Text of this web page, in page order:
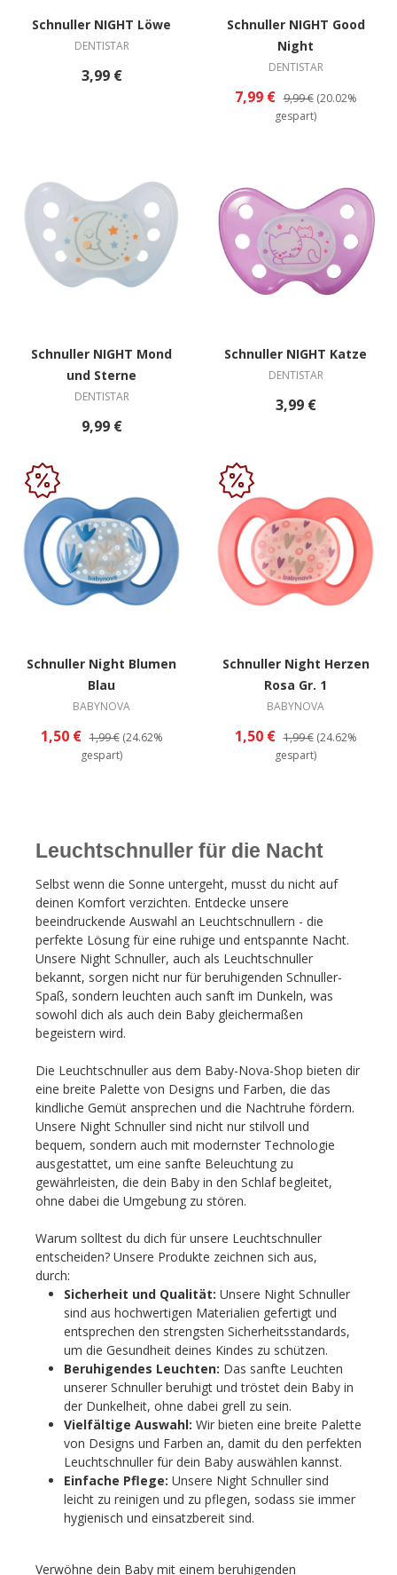
Schnuller NIGHT Löwe
DENTISTAR
3,99 €
Schnuller NIGHT Good
Night
DENTISTAR
7,99 € 9,99 € (20.02%
gespart)
Schnuller NIGHT Mond
und Sterne
DENTISTAR
9,99 €
Schnuller NIGHT Katze
DENTISTAR
3,99 €
Schnuller Night Blumen
Blau
BABYNOVA
1,50 € 1,99 € (24.62%
gespart)
Schnuller Night Herzen
Rosa Gr. 1
BABYNOVA
1,50 € 1,99 € (24.62%
gespart)
Leuchtschnuller für die Nacht
Selbst wenn die Sonne untergeht, musst du nicht auf
deinen Komfort verzichten. Entdecke unsere
beeindruckende Auswahl an Leuchtschnullern - die
perfekte Lösung für eine ruhige und entspannte Nacht.
Unsere Night Schnuller, auch als Leuchtschnuller
bekannt, sorgen nicht nur für beruhigenden Schnuller-
Spaß, sondern leuchten auch sanft im Dunkeln, was
sowohl dich als auch dein Baby gleichermaßen
begeistern wird.
Die Leuchtschnuller aus dem Baby-Nova-Shop bieten dir
eine breite Palette von Designs und Farben, die das
kindliche Gemüt ansprechen und die Nachtruhe fördern.
Unsere Night Schnuller sind nicht nur stilvoll und
bequem, sondern auch mit modernster Technologie
ausgestattet, um eine sanfte Beleuchtung zu
gewährleisten, die dein Baby in den Schlaf begleitet,
ohne dabei die Umgebung zu stören.
Warum solltest du dich für unsere Leuchtschnuller
entscheiden? Unsere Produkte zeichnen sich aus,
durch:
Sicherheit und Qualität: Unsere Night Schnuller
sind aus hochwertigen Materialien gefertigt und
entsprechen den strengsten Sicherheitsstandards,
um die Gesundheit deines Kindes zu schützen.
Beruhigendes Leuchten: Das sanfte Leuchten
unserer Schnuller beruhigt und tröstet dein Baby in
der Dunkelheit, ohne dabei grell zu sein.
Vielfältige Auswahl: Wir bieten eine breite Palette
von Designs und Farben an, damit du den perfekten
Leuchtschnuller für dein Baby auswählen kannst.
Einfache Pflege: Unsere Night Schnuller sind
leicht zu reinigen und zu pflegen, sodass sie immer
hygienisch und einsatzbereit sind.
Verwöhne dein Baby mit einem beruhigenden